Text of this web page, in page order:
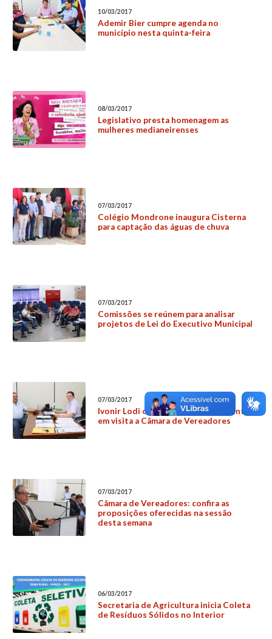
10/03/2017
Ademir Bier cumpre agenda no
município nesta quinta-feira
08/03/2017
Legislativo presta homenagem as
mulheres medianeirenses
07/03/2017
Colégio Mondrone inaugura Cisterna
para captação das águas de chuva
07/03/2017
Comissões se reúnem para analisar
projetos de Lei do Executivo Municipal
07/03/2017
Ivonir Lodi conversa com o presidente
em visita a Câmara de Vereadores
07/03/2017
Câmara de Vereadores: confira as
proposições oferecidas na sessão
desta semana
06/03/2017
Secretaria de Agricultura inicia Coleta
de Resíduos Sólidos no Interior